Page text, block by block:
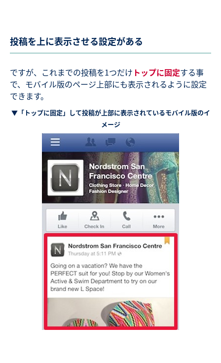
投稿を上に表示させる設定がある
ですが、これまでの投稿を1つだけ トップに固定する事
で、モバイル版のページ上部にも表示されるように設定
できます。
▼「トップに固定」して投稿が上部に表示されているモバイル版のイ
メージ